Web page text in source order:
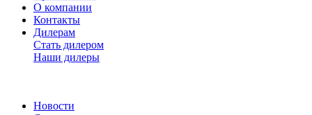
О компании
Контакты
Дилерам
Стать дилером
Наши дилеры
Новости